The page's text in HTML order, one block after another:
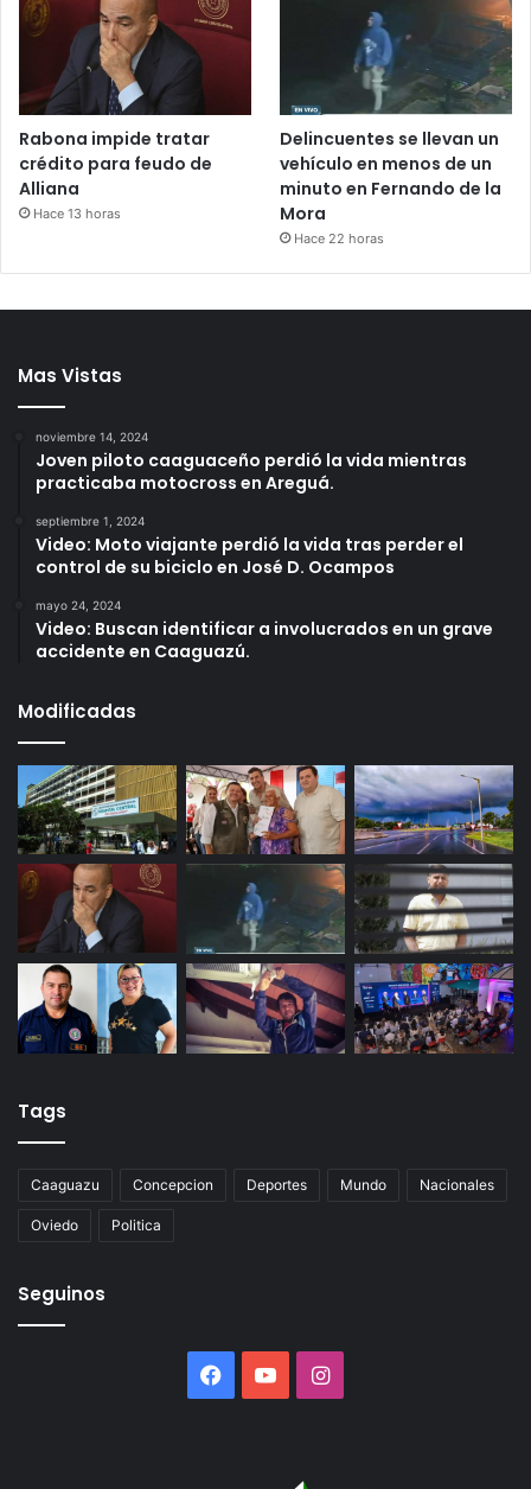
Rabona impide tratar
crédito para feudo de
Alliana
Hace 13 horas
Delincuentes se llevan un
vehículo en menos de un
minuto en Fernando de la
Mora
Hace 22 horas
Mas Vistas
noviembre 14, 2024
Joven piloto caaguaceño perdió la vida mientras
practicaba motocross en Areguá.
septiembre 1, 2024
Video: Moto viajante perdió la vida tras perder el
control de su biciclo en José D. Ocampos
mayo 24, 2024
Video: Buscan identificar a involucrados en un grave
accidente en Caaguazú.
Modificadas
Tags
Caaguazu Concepcion Deportes Mundo Nacionales
Oviedo Politica
Seguinos
Facebook
YouTubeInstagram